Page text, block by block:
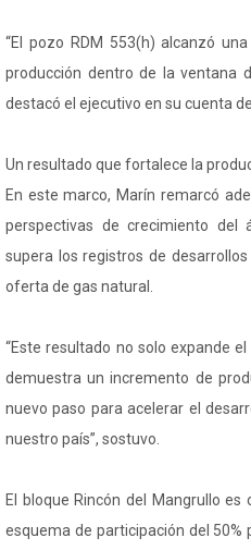
“El pozo RDM 553(h) alcanzó
producción dentro de la ventana
destacó el ejecutivo en su cuenta
Un resultado que fortalece la
En este marco, Marín remarcó
perspectivas de crecimiento del
supera los registros de
oferta de gas natural.
“Este resultado no solo expande
demuestra un incremento de
nuevo paso para acelerar el
nuestro país”, sostuvo.
El bloque Rincón del Mangrullo
esquema de participación del